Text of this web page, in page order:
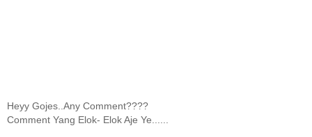
Heyy Gojes..Any Comment????
Comment Yang Elok- Elok Aje Ye......